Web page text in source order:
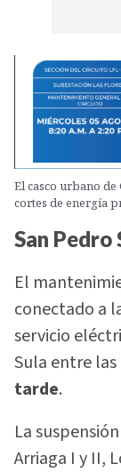
El casco urbano
cortes de energía
San Pedro
El
conectado a
servicio
Sula entre las
tarde.
La
Arriaga I y II,